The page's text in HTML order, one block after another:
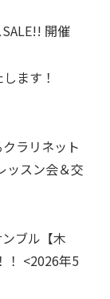
開催
ます！
ラリネット
ッスン会＆交
ブル【木
！ <2026年5